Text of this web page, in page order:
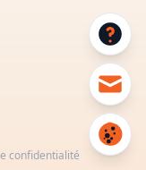
confidentialité